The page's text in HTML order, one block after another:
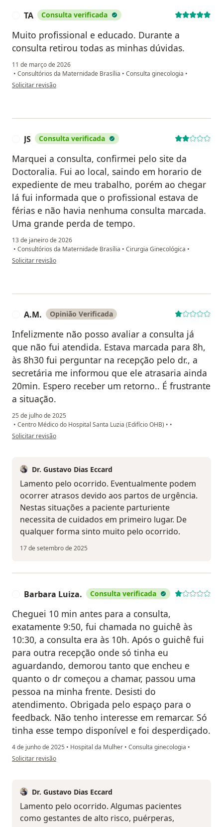
TA Consulta verificada
Muito profissional e educado. Durante a
consulta retirou todas as minhas dúvidas.
11 de março de 2026
• Consultórios da Maternidade Brasília • Consulta ginecologia •
na opinião do utilizador TA
Solicitar revisão
JS Consulta verificada
Marquei a consulta, confirmei pelo site da
Doctoralia. Fui ao local, saindo em horario de
expediente de meu trabalho, porém ao chegar
lá fui informada que o profissional estava de
férias e não havia nenhuma consulta marcada.
Uma grande perda de tempo.
13 de janeiro de 2026
• Consultórios da Maternidade Brasília • Cirurgia Ginecológica •
na opinião do utilizador JS
Solicitar revisão
A.M. Opinião Verificada
Infelizmente não posso avaliar a consulta já
que não fui atendida. Estava marcada para 8h,
às 8h30 fui perguntar na recepção pelo dr., a
secretária me informou que ele atrasaria ainda
20min. Espero receber um retorno.. É frustrante
a situação.
25 de julho de 2025
• Centro Médico do Hospital Santa Luzia (Edifício OHB) • •
na opinião do utilizador A.M.
Solicitar revisão
Dr. Gustavo Dias Eccard
Lamento pelo ocorrido. Eventualmente podem
ocorrer atrasos devido aos partos de urgência.
Nestas situações a paciente parturiente
necessita de cuidados em primeiro lugar. De
qualquer forma sinto muito pelo ocorrido.
17 de setembro de 2025
Barbara Luiza. Consulta verificada
Cheguei 10 min antes para a consulta,
exatamente 9:50, fui chamada no guichê às
10:30, a consulta era às 10h. Após o guichê fui
para outra recepção onde só tinha eu
aguardando, demorou tanto que encheu e
quanto o dr começou a chamar, passou uma
pessoa na minha frente. Desisti do
atendimento. Obrigada pelo espaço para o
feedback. Não tenho interesse em remarcar. Só
tinha esse tempo disponível e foi desperdiçado.
4 de junho de 2025 • Hospital da Mulher • Consulta ginecologia •
na opinião do utilizador Barbara Luiza.
Solicitar revisão
Dr. Gustavo Dias Eccard
Lamento pelo ocorrido. Algumas pacientes
como gestantes de alto risco, puérperas,